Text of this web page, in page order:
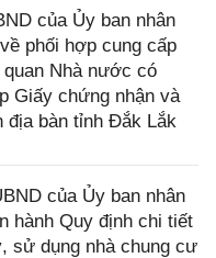
của Ủy ban nhân
phối hợp cung cấp
Nhà nước có
Giấy chứng nhận và
địa bàn tỉnh Đắk Lắk
của Ủy ban nhân
hành Quy định chi tiết
sử dụng nhà chung cư